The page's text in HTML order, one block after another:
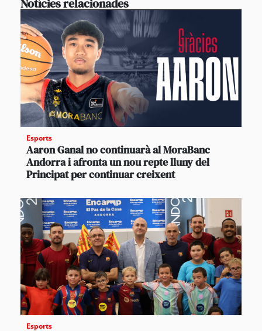
Notícies relacionades
Esports
Aaron Ganal no continuarà al MoraBanc
Andorra i afronta un nou repte lluny del
Principat per continuar creixent
Esports